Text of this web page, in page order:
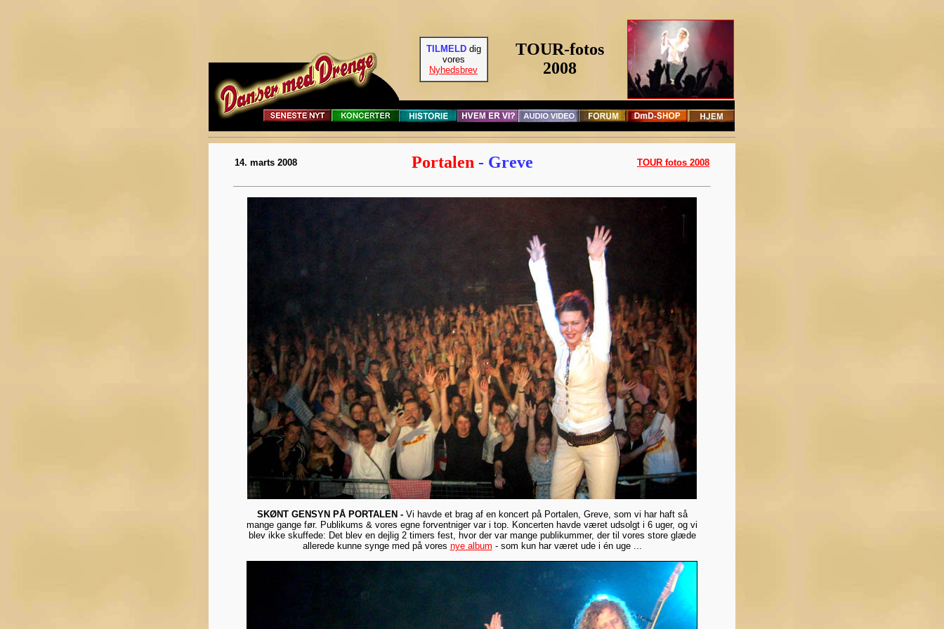
TILMELDdig
vores
Nyhedsbrev
TOUR-fotos
2008
14. marts 2008 Portalen - Greve TOUR fotos 2008
SKØNT GENSYN PÅ PORTALEN - Vi havde et brag af en koncert på Portalen, Greve, som vi har haft så
mange gange før. Publikums & vores egne forventniger var i top. Koncerten havde været udsolgt i 6 uger, og vi
blev ikke skuffede: Det blev en dejlig 2 timers fest, hvor der var mange publikummer, der til vores store glæde
allerede kunne synge med på vores nye album - som kun har været ude i én uge ...